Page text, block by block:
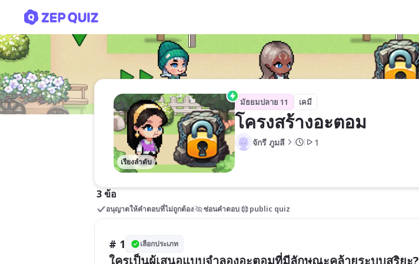
เรียงลำดับ
มัธยมปลาย 11 เคมี
โครงสร้างอะตอม
จักรี ภูมลี 1
3 ข้อ
อนุญาตให้คำตอบที่ไม่ถูกต้อง ซ่อนคำตอบ public quiz
# 1 เลือกประเภท
ใครเป็นผู้เสนอแบบจำลองอะตอมที่มีลักษณะคล้ายระบบสุริยะ?